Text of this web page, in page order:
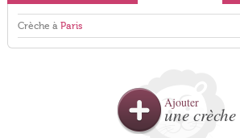
Crèche à Paris
Ajouter
une crèche